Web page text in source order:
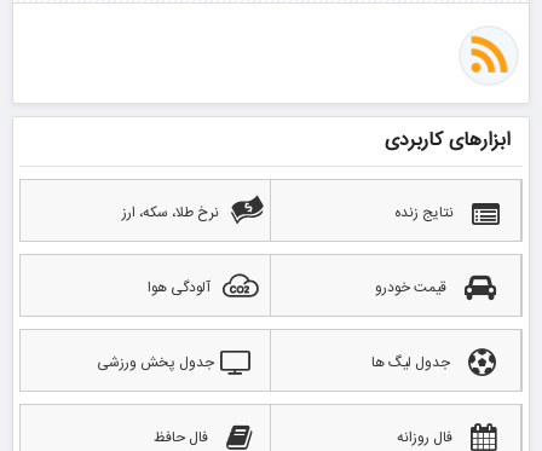
ابزارهای کاربردی
نتایج زنده نرخ طلا، سکه، ارز
قیمت خودرو آلودگی هوا
جدول لیگ ها جدول پخش ورزشی
فال روزانه فال حافظ